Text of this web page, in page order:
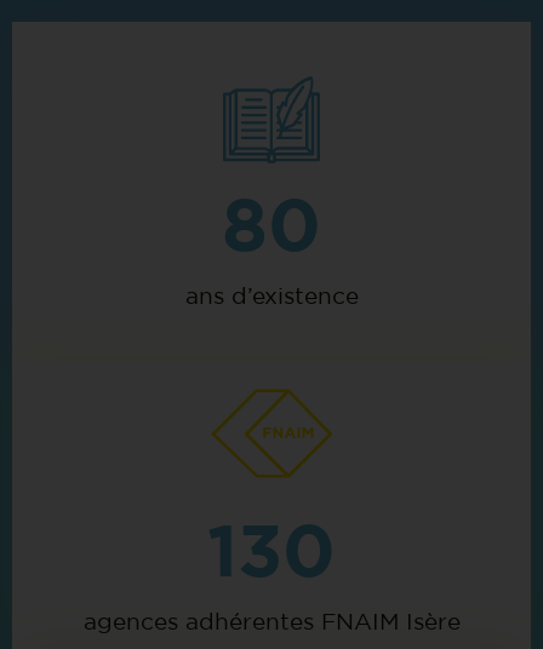
ans d’existence
80
agences adhérentes FNAIM Isère
130